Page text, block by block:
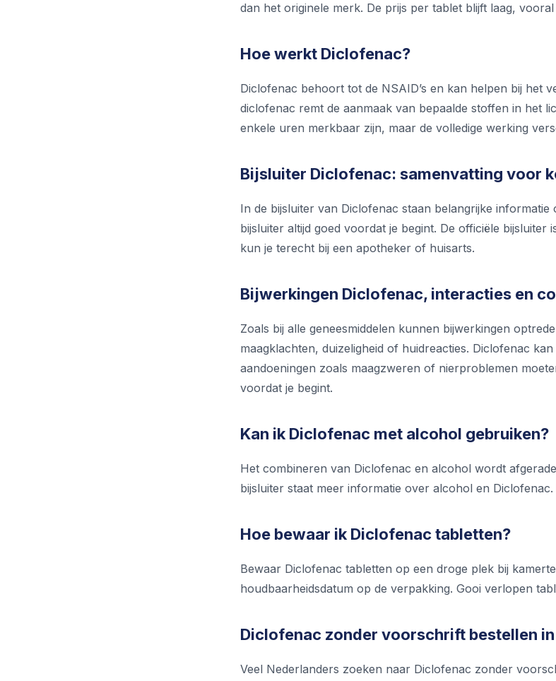
dan het originele merk. De prijs per tablet blijft laag,
Hoe werkt Diclofenac?
Diclofenac behoort tot de NSAID’s en kan helpen bij het
diclofenac remt de aanmaak van bepaalde stoffen in het
enkele uren merkbaar zijn, maar de volledige werking
Bijsluiter Diclofenac: samenvatting voor
In de bijsluiter van Diclofenac staan belangrijke
bijsluiter altijd goed voordat je begint. De officiële
kun je terecht bij een apotheker of huisarts.
Bijwerkingen Diclofenac, interacties en
Zoals bij alle geneesmiddelen kunnen bijwerkingen
maagklachten, duizeligheid of huidreacties. Diclofenac
aandoeningen zoals maagzweren of nierproblemen
voordat je begint.
Kan ik Diclofenac met alcohol gebruiken?
Het combineren van Diclofenac en alcohol wordt
bijsluiter staat meer informatie over alcohol en
Hoe bewaar ik Diclofenac tabletten?
Bewaar Diclofenac tabletten op een droge plek bij
houdbaarheidsdatum op de verpakking. Gooi verlopen
Diclofenac zonder voorschrift bestellen
Veel Nederlanders zoeken naar Diclofenac zonder